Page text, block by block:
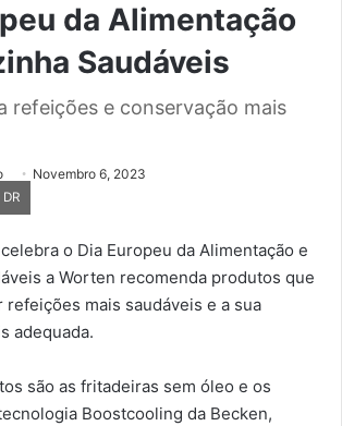
da Alimentação
Saudáveis
refeições e conservação mais
Novembro 6, 2023
o Dia Europeu da Alimentação e
a Worten recomenda produtos que
mais saudáveis e a sua
adequada.
são as fritadeiras sem óleo e os
Boostcooling da Becken,